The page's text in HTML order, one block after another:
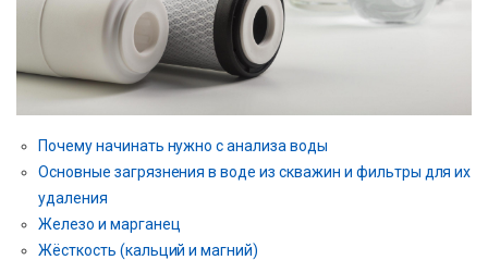
Почему начинать нужно с анализа воды
Основные загрязнения в воде из скважин и фильтры для их
удаления
Железо и марганец
Жёсткость (кальций и магний)